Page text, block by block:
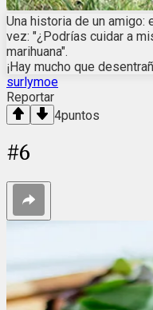
Una historia de un amigo:
vez: "¿Podrías cuidar a
marihuana".
¡Hay mucho que
surlymoe
Reportar
4puntos
#6